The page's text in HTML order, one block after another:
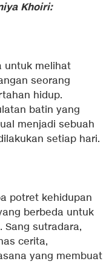
Khoiri:
untuk melihat
seorang
hidup.
batin yang
menjadi sebuah
setiap hari.
potret kehidupan
berbeda untuk
Sang sutradara,
cerita,
yang membuat